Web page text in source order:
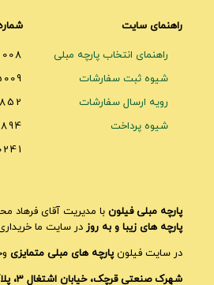
راهنمای سایت
راهنمای انتخاب پارچه مبلی
شیوه ثبت سفارشات
رویه ارسال سفارشات
شیوه پرداخت
پارچه مبلی فیلون با مدیریت آقای فرهاد
پارچه های زیبا و به روز در سایت ما
در سایت فیلونپارچه های مبلی متمایزی
شهرک صنعتی قرچک، خیابان اشتغال 3، پلاک 12